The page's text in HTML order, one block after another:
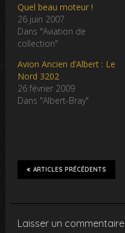
Quel beau moteur !
26 juin 2007
Dans "Aviation de
collection"
Avion Ancien d’Albert : Le
Nord 3202
26 février 2009
Dans "Albert-Bray"
ARTICLES PRÉCÉDENTS
Laisser un commentaire